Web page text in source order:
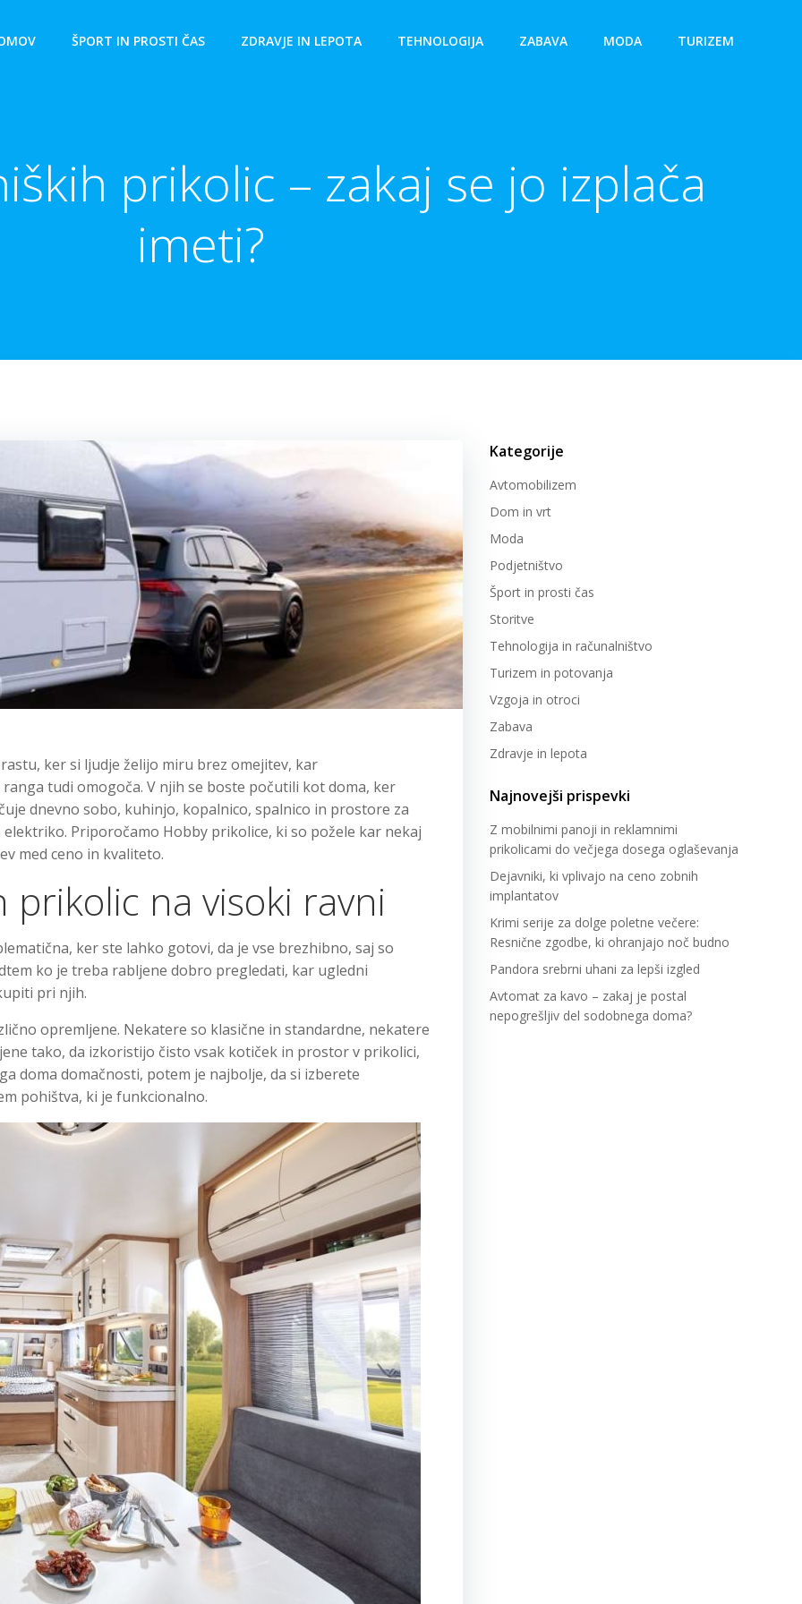
ŠPORT IN PROSTI ČAS ZDRAVJE IN LEPOTA TEHNOLOGIJA ZABAVA MODA TURIZEM
prikolic – zakaj se jo izplača
imeti?
ker si ljudje želijo miru brez omejitev, kar
tudi omogoča. V njih se boste počutili kot doma, ker
dnevno sobo, kuhinjo, kopalnico, spalnico in prostore za
Priporočamo Hobby prikolice, ki so požele kar nekaj
med ceno in kvaliteto.
na visoki ravni
ker ste lahko gotovi, da je vse brezhibno, saj so
ko je treba rabljene dobro pregledati, kar ugledni
pri njih.
opremljene. Nekatere so klasične in standardne, nekatere
tako, da izkoristijo čisto vsak kotiček in prostor v prikolici,
doma domačnosti, potem je najbolje, da si izberete
pohištva, ki je funkcionalno.
Kategorije
Avtomobilizem
Dom in vrt
Moda
Podjetništvo
Šport in prosti čas
Storitve
Tehnologija in računalništvo
Turizem in potovanja
Vzgoja in otroci
Zabava
Zdravje in lepota
Najnovejši prispevki
Z mobilnimi panoji in reklamnimi
prikolicami do večjega dosega oglaševanja
Dejavniki, ki vplivajo na ceno zobnih
implantatov
Krimi serije za dolge poletne večere:
Resnične zgodbe, ki ohranjajo noč budno
Pandora srebrni uhani za lepši izgled
Avtomat za kavo – zakaj je postal
nepogrešljiv del sodobnega doma?